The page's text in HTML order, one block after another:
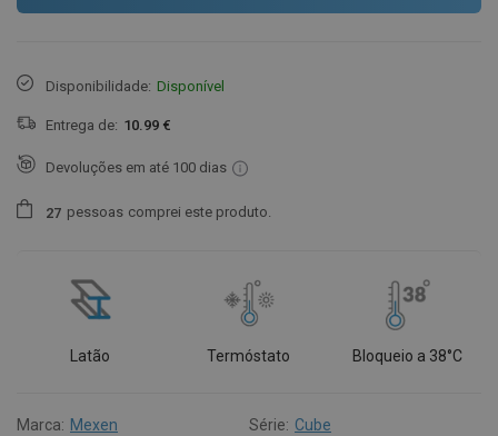
Disponibilidade: Disponível
Entrega de: 10.99 €
Devoluções em até 100 dias
27 pessoas comprei este produto.
Latão Termóstato Bloqueio a 38°C
Marca: Mexen Série: Cube